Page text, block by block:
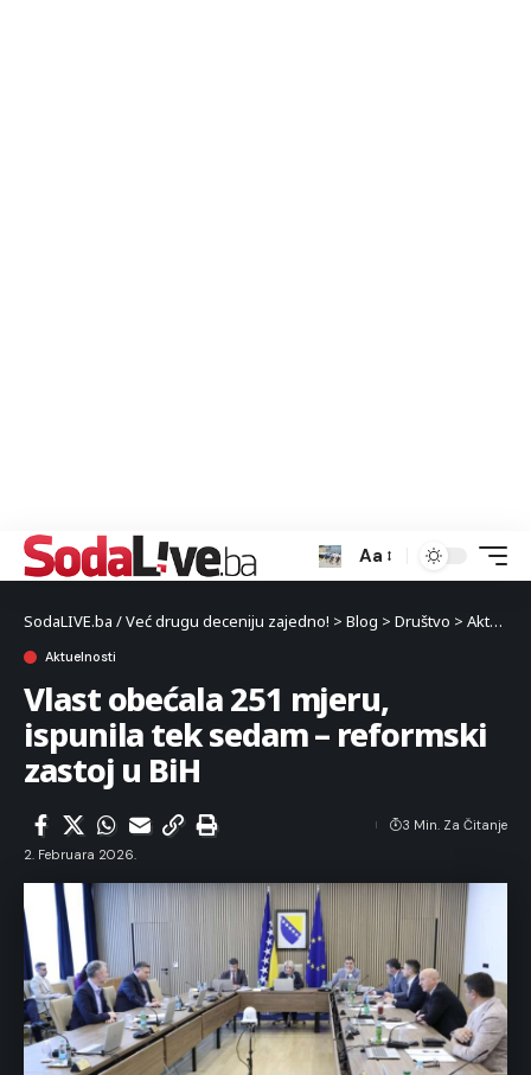
Aa
SodaLIVE.ba / Već drugu deceniju zajedno! > Blog > Društvo > Aktuelnosti
Aktuelnosti
Vlast obećala 251 mjeru,
ispunila tek sedam – reformski
zastoj u BiH
2. Februara 2026.
3 Min. Za Čitanje